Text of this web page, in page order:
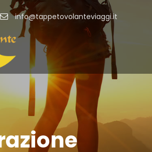
info@tappetovolanteviaggi.it